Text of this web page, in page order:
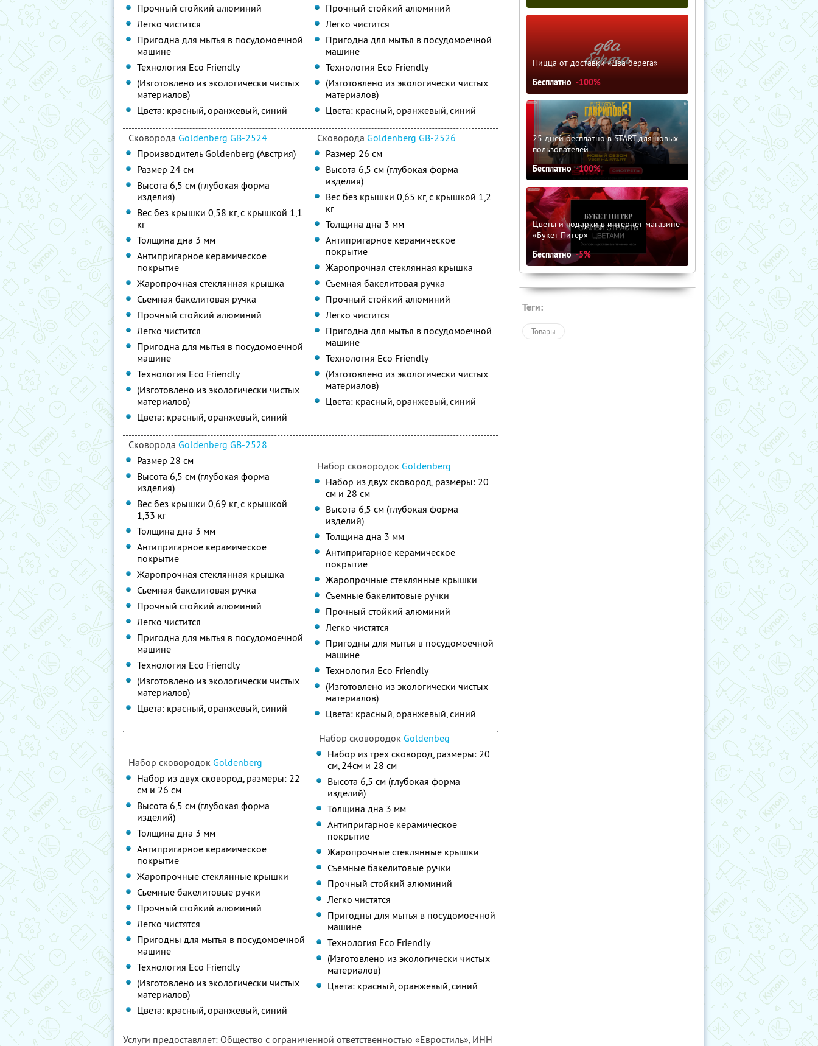
Прочный стойкий алюминий
Легко чистится
Пригодна для мытья в посудомоечной
машине
Технология Eco Friendly
(Изготовлено из экологически чистых
материалов)
Цвета: красный, оранжевый, синий
Прочный стойкий алюминий
Легко чистится
Пригодна для мытья в посудомоечной
машине
Технология Eco Friendly
(Изготовлено из экологически чистых
материалов)
Цвета: красный, оранжевый, синий
Сковорода Goldenberg GB-2524
Производитель Goldenberg (Австрия)
Размер 24 см
Высота 6,5 см (глубокая форма
изделия)
Вес без крышки 0,58 кг, с крышкой 1,1
кг
Толщина дна 3 мм
Антипригарное керамическое
покрытие
Жаропрочная стеклянная крышка
Съемная бакелитовая ручка
Прочный стойкий алюминий
Легко чистится
Пригодна для мытья в посудомоечной
машине
Технология Eco Friendly
(Изготовлено из экологически чистых
материалов)
Цвета: красный, оранжевый, синий
Сковорода Goldenberg GB-2526
Размер 26 см
Высота 6,5 см (глубокая форма
изделия)
Вес без крышки 0,65 кг, с крышкой 1,2
кг
Толщина дна 3 мм
Антипригарное керамическое
покрытие
Жаропрочная стеклянная крышка
Съемная бакелитовая ручка
Прочный стойкий алюминий
Легко чистится
Пригодна для мытья в посудомоечной
машине
Технология Eco Friendly
(Изготовлено из экологически чистых
материалов)
Цвета: красный, оранжевый, синий
Сковорода Goldenberg GB-2528
Размер 28 см
Высота 6,5 см (глубокая форма
изделия)
Вес без крышки 0,69 кг, с крышкой
1,33 кг
Толщина дна 3 мм
Антипригарное керамическое
покрытие
Жаропрочная стеклянная крышка
Съемная бакелитовая ручка
Прочный стойкий алюминий
Легко чистится
Пригодна для мытья в посудомоечной
машине
Технология Eco Friendly
(Изготовлено из экологически чистых
материалов)
Цвета: красный, оранжевый, синий
Набор сковородок Goldenberg
Набор из двух сковород, размеры: 20
см и 28 см
Высота 6,5 см (глубокая форма
изделий)
Толщина дна 3 мм
Антипригарное керамическое
покрытие
Жаропрочные стеклянные крышки
Съемные бакелитовые ручки
Прочный стойкий алюминий
Легко чистятся
Пригодны для мытья в посудомоечной
машине
Технология Eco Friendly
(Изготовлено из экологически чистых
материалов)
Цвета: красный, оранжевый, синий
Набор сковородок Goldenberg
Набор из двух сковород, размеры: 22
см и 26 см
Высота 6,5 см (глубокая форма
изделий)
Толщина дна 3 мм
Антипригарное керамическое
покрытие
Жаропрочные стеклянные крышки
Съемные бакелитовые ручки
Прочный стойкий алюминий
Легко чистятся
Пригодны для мытья в посудомоечной
машине
Технология Eco Friendly
(Изготовлено из экологически чистых
материалов)
Цвета: красный, оранжевый, синий
Набор сковородок Goldenbeg
Набор из трех сковород, размеры: 20
см, 24см и 28 см
Высота 6,5 см (глубокая форма
изделий)
Толщина дна 3 мм
Антипригарное керамическое
покрытие
Жаропрочные стеклянные крышки
Съемные бакелитовые ручки
Прочный стойкий алюминий
Легко чистятся
Пригодны для мытья в посудомоечной
машине
Технология Eco Friendly
(Изготовлено из экологически чистых
материалов)
Цвета: красный, оранжевый, синий
Услуги предоставляет: Общество с ограниченной ответственностью «Евростиль», ИНН
Пицца от доставки «Два берега»
Бесплатно -100%
25 дней бесплатно в START для новых
пользователей
Бесплатно -100%
Цветы и подарки в интернет-магазине
«Букет Питер»
Бесплатно -5%
Теги:
Товары